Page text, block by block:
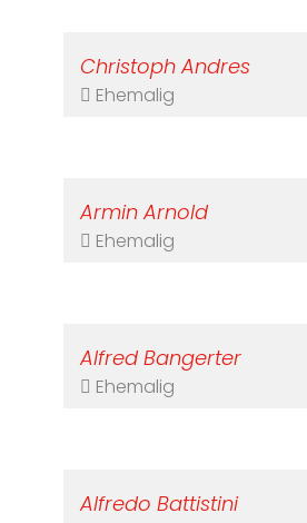
Christoph Andres
Ehemalig
Armin Arnold
Ehemalig
Alfred Bangerter
Ehemalig
Alfredo Battistini